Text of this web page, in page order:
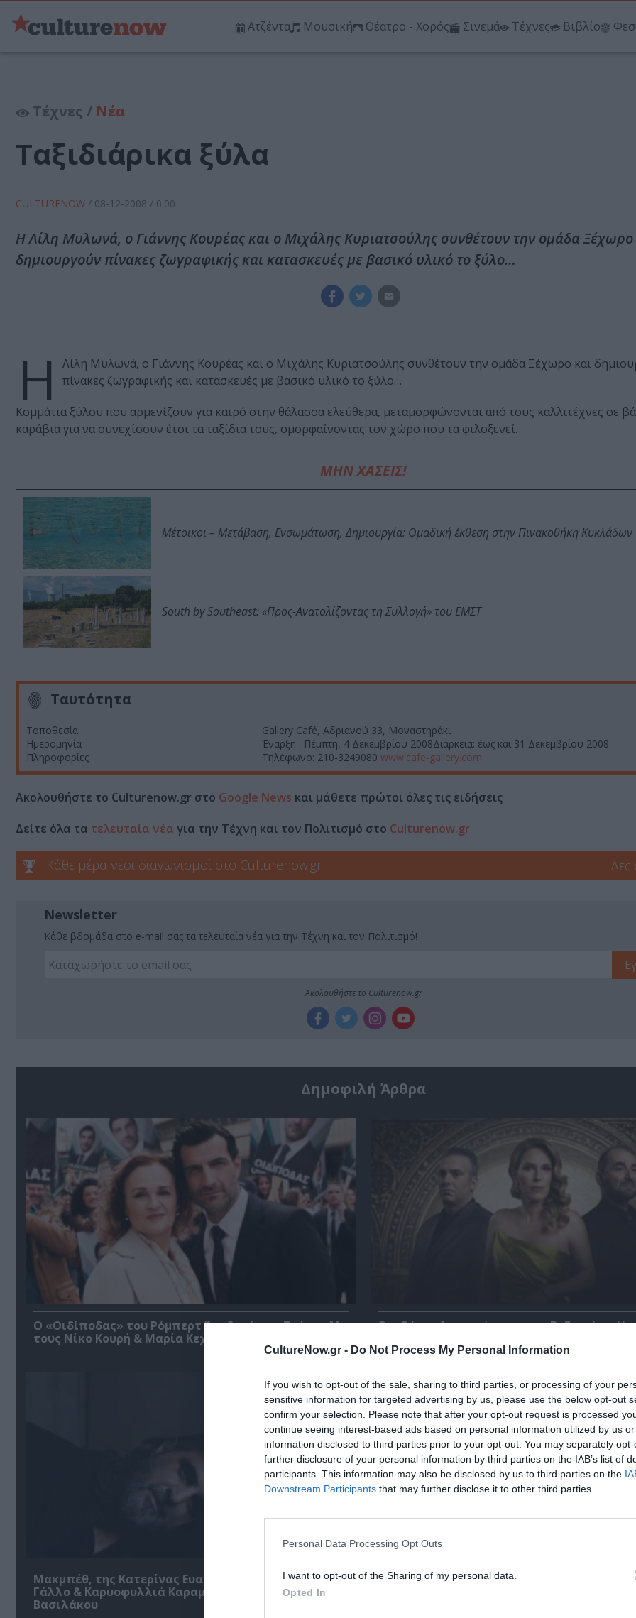
CultureNow.gr - Do Not Process My Personal Information
If you wish to opt-out of the sale, sharing to third parties, or processing of your
sensitive information for targeted advertising by us, please use the below opt-out
confirm your selection. Please note that after your opt-out request is processed
continue seeing interest-based ads based on personal information utilized by us
information disclosed to third parties prior to your opt-out. You may separately
further disclosure of your personal information by third parties on the IAB’s list of
participants. This information may also be disclosed by us to third parties on the
Downstream Participants that may further disclose it to other third parties.
Personal Data Processing Opt Outs
I want to opt-out of the Sharing of my personal data.
Opted In
Ατζέντα Μουσική Θέατρο - Χορός Σινεμά Τέχνες Βιβλίο
Τέχνες / Νέα
Ταξιδιάρικα ξύλα
CULTURENOW / 08-12-2008 / 0:00
Η Λίλη Μυλωνά, ο Γιάννης Κουρέας και ο Μιχάλης Κυριατσούλης συνθέτουν την ομάδα Ξέχωρο
δημιουργούν πίνακες ζωγραφικής και κατασκευές με βασικό υλικό το ξύλο…
Η
Λίλη Μυλωνά, ο Γιάννης Κουρέας και ο Μιχάλης Κυριατσούλης συνθέτουν την ομάδα Ξέχωρο και
πίνακες ζωγραφικής και κατασκευές με βασικό υλικό το ξύλο…
Κομμάτια ξύλου που αρμενίζουν για καιρό στην θάλασσα ελεύθερα, μεταμορφώνονται από τους καλλιτέχνες σε
καράβια για να συνεχίσουν έτσι τα ταξίδια τους, ομορφαίνοντας τον χώρο που τα φιλοξενεί.
ΜΗΝ ΧΑΣΕΙΣ!
Μέτοικοι – Μετάβαση, Ενσωμάτωση, Δημιουργία: Ομαδική έκθεση στην Πινακοθήκη Κυκλάδων
South by Southeast: «Προς-Ανατολίζοντας τη Συλλογή» του ΕΜΣΤ
Ταυτότητα
Τοποθεσία
Gallery Café, Αδριανού 33, Μοναστηράκι
Ημερομηνία
Έναρξη : Πέμπτη, 4 Δεκεμβρίου 2008Διάρκεια: έως και 31 Δεκεμβρίου 2008
Πληροφορίες
Τηλέφωνο: 210-3249080 www.cafe-gallery.com
Ακολουθήστε το Culturenow.gr στο Google News και μάθετε πρώτοι όλες τις ειδήσεις
Δείτε όλα τα τελευταία νέα για την Τέχνη και τον Πολιτισμό στο Culturenow.gr
Κάθε μέρα νέοι διαγωνισμοί στο Culturenow.gr
Newsletter
Κάθε βδομάδα στο e-mail σας τα τελευταία νέα για την Τέχνη και τον Πολιτισμό!
Ακολουθήστε το Culturenow.gr
Δημοφιλή Άρθρα
O «Οιδίποδας» του Ρόμπερτ Άικ ξανά στη Στέγη – Με
τους Νίκο Κουρή & Μαρία Κεχαγιόγλου
Θεοδώρα, Αυτοκράτειρα του Βυζαντίου: Η
Ολύμπια
Μακμπέθ, της Κατερίνας Ευαγγελάτου με Γιώργο
Γάλλο & Καρυοφυλλιά Καραμπέτη στο Θέατρο
Βασιλάκου
32οι Πλοές – Το Αίνιγμα της Εικόνας: